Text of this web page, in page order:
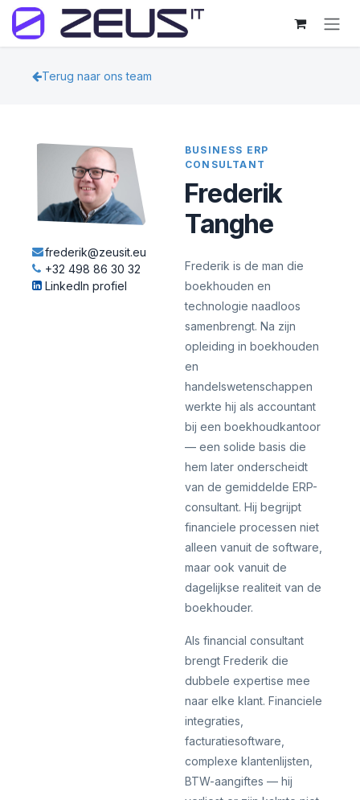
Overslaan naar inhoud
Terug naar ons team
frederik@zeusit.eu
+32 498 86 30 32
LinkedIn profiel
BUSINESS ERP
CONSULTANT
Frederik
Tanghe
Frederik is de man die
boekhouden en
technologie naadloos
samenbrengt. Na zijn
opleiding in boekhouden
en
handelswetenschappen
werkte hij als accountant
bij een boekhoudkantoor
— een solide basis die
hem later onderscheidt
van de gemiddelde ERP-
consultant. Hij begrijpt
financiele processen niet
alleen vanuit de software,
maar ook vanuit de
dagelijkse realiteit van de
boekhouder.
Als financial consultant
brengt Frederik die
dubbele expertise mee
naar elke klant. Financiele
integraties,
facturatiesoftware,
complexe klantenlijsten,
BTW-aangiftes — hij